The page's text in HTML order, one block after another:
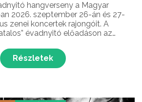
hangverseny a Magyar
2026. szeptember 26-án és 27-
zenei koncertek rajongóit. A
évadnyitó előadáson az
lenyűgöző mesterművei, amelyek
Részletek